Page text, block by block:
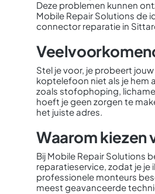
Deze problemen kunnen
Mobile Repair Solutions de
connector reparatie in
Stel je voor, je probeert
koptelefoon niet als je hem
zoals stofophoping,
hoeft je geen zorgen te
het juiste adres.
Waarom kiezen
Bij Mobile Repair Solutions
reparatieservice, zodat je je
professionele monteurs
meest geavanceerde